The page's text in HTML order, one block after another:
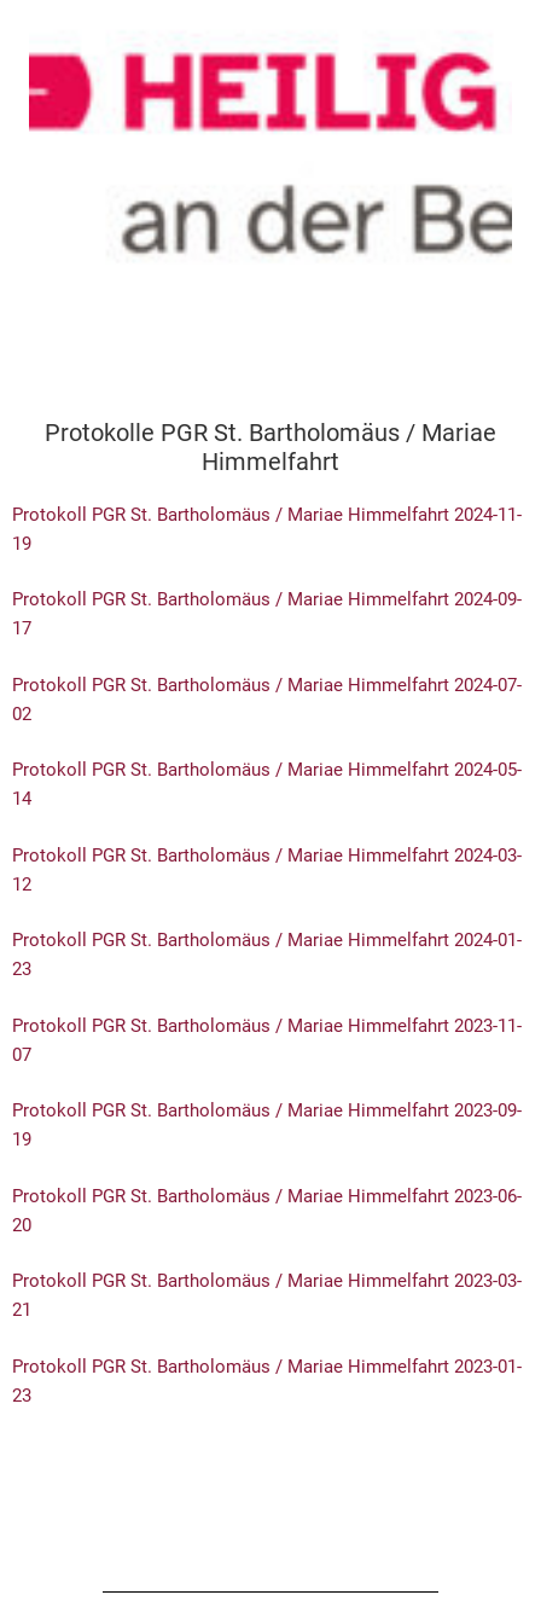
Protokolle PGR St. Bartholomäus / Mariae
Himmelfahrt
Protokoll PGR St. Bartholomäus / Mariae Himmelfahrt 2024-11-
19
Protokoll PGR St. Bartholomäus / Mariae Himmelfahrt 2024-09-
17
Protokoll PGR St. Bartholomäus / Mariae Himmelfahrt 2024-07-
02
Protokoll PGR St. Bartholomäus / Mariae Himmelfahrt 2024-05-
14
Protokoll PGR St. Bartholomäus / Mariae Himmelfahrt 2024-03-
12
Protokoll PGR St. Bartholomäus / Mariae Himmelfahrt 2024-01-
23
Protokoll PGR St. Bartholomäus / Mariae Himmelfahrt 2023-11-
07
Protokoll PGR St. Bartholomäus / Mariae Himmelfahrt 2023-09-
19
Protokoll PGR St. Bartholomäus / Mariae Himmelfahrt 2023-06-
20
Protokoll PGR St. Bartholomäus / Mariae Himmelfahrt 2023-03-
21
Protokoll PGR St. Bartholomäus / Mariae Himmelfahrt 2023-01-
23